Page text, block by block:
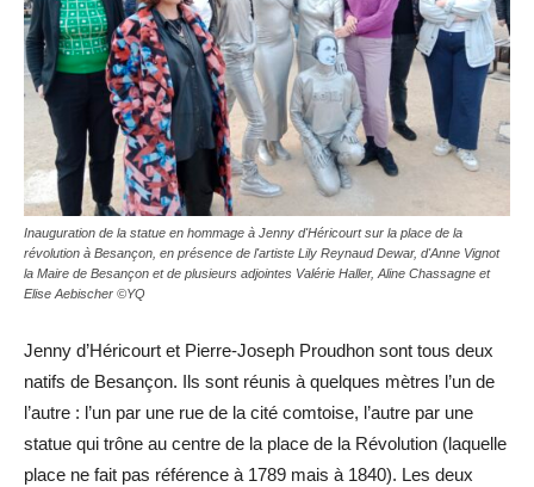
Inauguration de la statue en hommage à Jenny d'Héricourt sur la place de la
révolution à Besançon, en présence de l'artiste Lily Reynaud Dewar, d'Anne Vignot
la Maire de Besançon et de plusieurs adjointes Valérie Haller, Aline Chassagne et
Elise Aebischer ©YQ
Jenny d’Héricourt et Pierre-Joseph Proudhon sont tous deux
natifs de Besançon. Ils sont réunis à quelques mètres l’un de
l’autre : l’un par une rue de la cité comtoise, l’autre par une
statue qui trône au centre de la place de la Révolution (laquelle
place ne fait pas référence à 1789 mais à 1840). Les deux